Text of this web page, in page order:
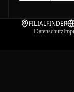
FILIALFINDER
Datenschutz